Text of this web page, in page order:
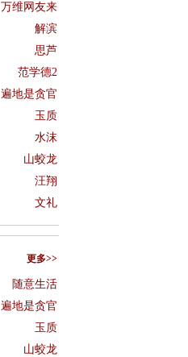
万维网友来
解滨
思芦
范学德2
遍地是贪官
玉质
水沫
山蛟龙
汪翔
文礼
更多>>
随意生活
遍地是贪官
玉质
山蛟龙